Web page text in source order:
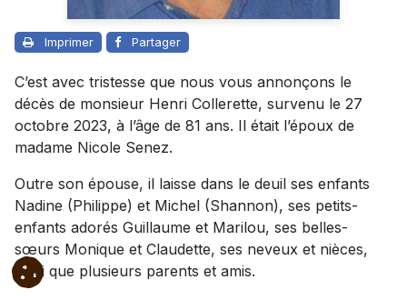
Imprimer Partager
C’est avec tristesse que nous vous annonçons le
décès de monsieur Henri Collerette, survenu le 27
octobre 2023, à l’âge de 81 ans. Il était l’époux de
madame Nicole Senez.
Outre son épouse, il laisse dans le deuil ses enfants
Nadine (Philippe) et Michel (Shannon), ses petits-
enfants adorés Guillaume et Marilou, ses belles-
sœurs Monique et Claudette, ses neveux et nièces,
ainsi que plusieurs parents et amis.